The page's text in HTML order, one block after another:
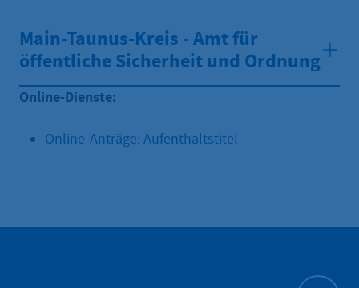
Main-Taunus-Kreis - Amt für
öffentliche Sicherheit und Ordnung
Online-Dienste:
Online-Anträge: Aufenthaltstitel